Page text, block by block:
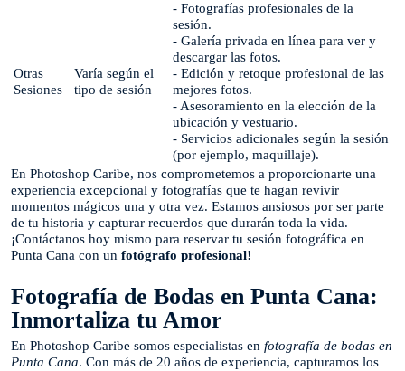
Otras
Sesiones
Varía según el
tipo de sesión
- Fotografías profesionales de la
sesión.
- Galería privada en línea para ver y
descargar las fotos.
- Edición y retoque profesional de las
mejores fotos.
- Asesoramiento en la elección de la
ubicación y vestuario.
- Servicios adicionales según la sesión
(por ejemplo, maquillaje).
En Photoshop Caribe, nos comprometemos a proporcionarte una
experiencia excepcional y fotografías que te hagan revivir
momentos mágicos una y otra vez. Estamos ansiosos por ser parte
de tu historia y capturar recuerdos que durarán toda la vida.
¡Contáctanos hoy mismo para reservar tu sesión fotográfica en
Punta Cana con un fotógrafo profesional!
Fotografía de Bodas en Punta Cana:
Inmortaliza tu Amor
En Photoshop Caribe somos especialistas en fotografía de bodas en
Punta Cana. Con más de 20 años de experiencia, capturamos los